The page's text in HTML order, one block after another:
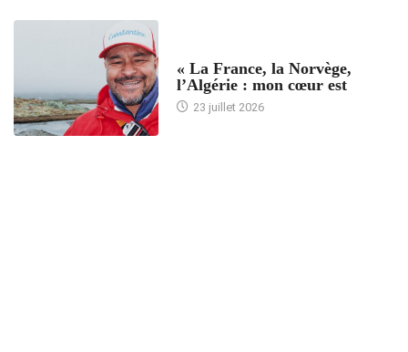
« La France, la Norvège,
l’Algérie : mon cœur est
23 juillet 2026